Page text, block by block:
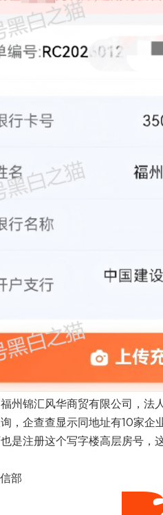
州锦汇风华商贸有限公司，法
，企查查显示同地址有10家企
是注册这个写字楼高层房号，
部